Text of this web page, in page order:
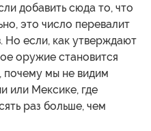
добавить сюда то, что
это число перевалит
Но если, как утверждают
оружие становится
почему мы не видим
или Мексике, где
раз больше, чем